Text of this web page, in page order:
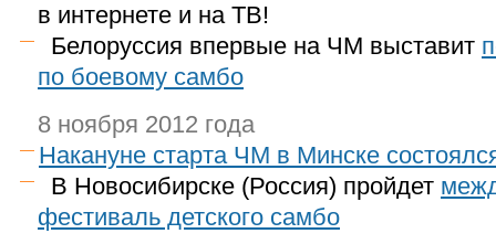
в интернете и на ТВ!
Белоруссия впервые на ЧМ выставит
по боевому самбо
8 ноября 2012 года
Накануне старта ЧМ в Минске
В Новосибирске (Россия) пройдет
фестиваль детского самбо